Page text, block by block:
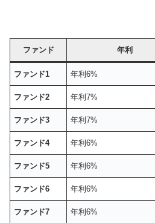
ファンド 年利
ファンド1 年利6%
ファンド2 年利7%
ファンド3 年利7%
ファンド4 年利6%
ファンド5 年利6%
ファンド6 年利6%
ファンド7 年利6%